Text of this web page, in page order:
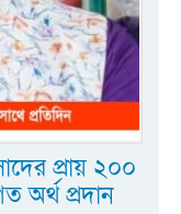
প্রায় ২০০
অর্থ প্রদান